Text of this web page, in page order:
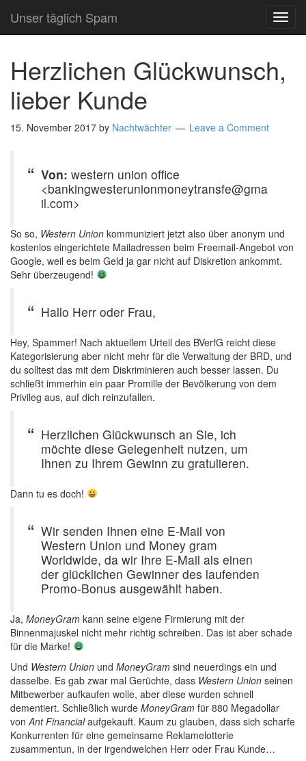
Unser täglich Spam
Herzlichen Glückwunsch,
lieber Kunde
15. November 2017 by Nachtwächter Leave a Comment
Von: western union office
<bankingwesterunionmoneytransfe@gma
il.com>
So so, Western Union kommuniziert jetzt also über anonym und
kostenlos eingerichtete Mailadressen beim Freemail-Angebot von
Google, weil es beim Geld ja gar nicht auf Diskretion ankommt.
Sehr überzeugend!
Hallo Herr oder Frau,
Hey, Spammer! Nach aktuellem Urteil des BVerfG reicht diese
Kategorisierung aber nicht mehr für die Verwaltung der BRD, und
du solltest das mit dem Diskriminieren auch besser lassen. Du
schließt immerhin ein paar Promille der Bevölkerung von dem
Privileg aus, auf dich reinzufallen.
Herzlichen Glückwunsch an Sie, ich
möchte diese Gelegenheit nutzen, um
Ihnen zu Ihrem Gewinn zu gratulieren.
Dann tu es doch!
Wir senden Ihnen eine E-Mail von
Western Union und Money gram
Worldwide, da wir Ihre E-Mail als einen
der glücklichen Gewinner des laufenden
Promo-Bonus ausgewählt haben.
Ja, MoneyGram kann seine eigene Firmierung mit der
Binnenmajuskel nicht mehr richtig schreiben. Das ist aber schade
für die Marke!
Und Western Union und MoneyGram sind neuerdings ein und
dasselbe. Es gab zwar mal Gerüchte, dass Western Union seinen
Mitbewerber aufkaufen wolle, aber diese wurden schnell
dementiert. Schließlich wurde MoneyGram für 880 Megadollar
vonAnt Financialaufgekauft. Kaum zu glauben, dass sich scharfe
Konkurrenten für eine gemeinsame Reklamelotterie
zusammentun, in der irgendwelchen Herr oder Frau Kunde…